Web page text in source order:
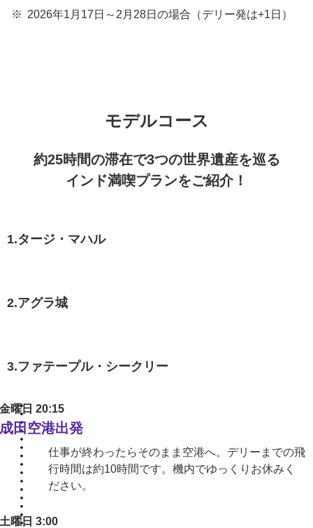
2026年1月17日～2月28日の場合（デリー発は+1日）
モデルコース
約25時間の滞在で3つの世界遺産を巡る
インド満喫プランをご紹介！
1.タージ・マハル
2.アグラ城
3.ファテープル・シークリー
金曜日 20:15
成田空港出発
仕事が終わったらそのまま空港へ。デリーまでの飛
行時間は約10時間です。機内でゆっくりお休みく
ださい。
土曜日 3:00